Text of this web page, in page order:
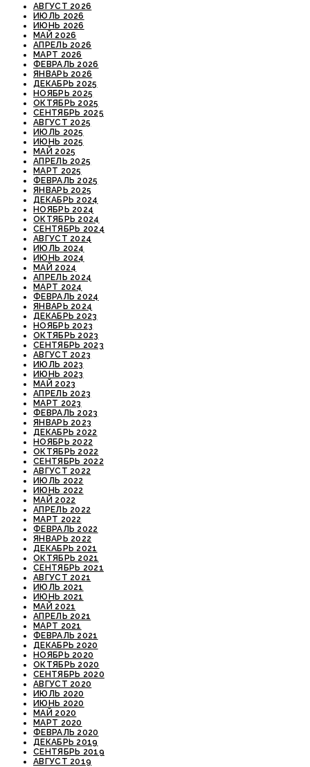
АВГУСТ 2026
ИЮЛЬ 2026
ИЮНЬ 2026
МАЙ 2026
АПРЕЛЬ 2026
МАРТ 2026
ФЕВРАЛЬ 2026
ЯНВАРЬ 2026
ДЕКАБРЬ 2025
НОЯБРЬ 2025
ОКТЯБРЬ 2025
СЕНТЯБРЬ 2025
АВГУСТ 2025
ИЮЛЬ 2025
ИЮНЬ 2025
МАЙ 2025
АПРЕЛЬ 2025
МАРТ 2025
ФЕВРАЛЬ 2025
ЯНВАРЬ 2025
ДЕКАБРЬ 2024
НОЯБРЬ 2024
ОКТЯБРЬ 2024
СЕНТЯБРЬ 2024
АВГУСТ 2024
ИЮЛЬ 2024
ИЮНЬ 2024
МАЙ 2024
АПРЕЛЬ 2024
МАРТ 2024
ФЕВРАЛЬ 2024
ЯНВАРЬ 2024
ДЕКАБРЬ 2023
НОЯБРЬ 2023
ОКТЯБРЬ 2023
СЕНТЯБРЬ 2023
АВГУСТ 2023
ИЮЛЬ 2023
ИЮНЬ 2023
МАЙ 2023
АПРЕЛЬ 2023
МАРТ 2023
ФЕВРАЛЬ 2023
ЯНВАРЬ 2023
ДЕКАБРЬ 2022
НОЯБРЬ 2022
ОКТЯБРЬ 2022
СЕНТЯБРЬ 2022
АВГУСТ 2022
ИЮЛЬ 2022
ИЮНЬ 2022
МАЙ 2022
АПРЕЛЬ 2022
МАРТ 2022
ФЕВРАЛЬ 2022
ЯНВАРЬ 2022
ДЕКАБРЬ 2021
ОКТЯБРЬ 2021
СЕНТЯБРЬ 2021
АВГУСТ 2021
ИЮЛЬ 2021
ИЮНЬ 2021
МАЙ 2021
АПРЕЛЬ 2021
МАРТ 2021
ФЕВРАЛЬ 2021
ДЕКАБРЬ 2020
НОЯБРЬ 2020
ОКТЯБРЬ 2020
СЕНТЯБРЬ 2020
АВГУСТ 2020
ИЮЛЬ 2020
ИЮНЬ 2020
МАЙ 2020
МАРТ 2020
ФЕВРАЛЬ 2020
ДЕКАБРЬ 2019
СЕНТЯБРЬ 2019
АВГУСТ 2019